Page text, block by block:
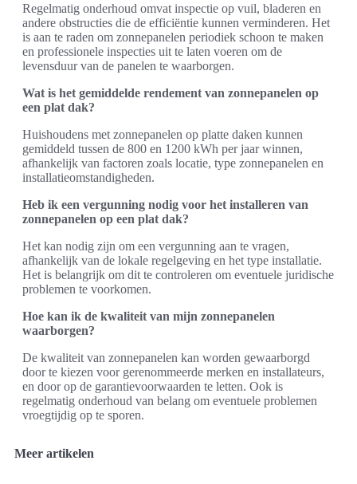
Regelmatig onderhoud omvat inspectie op vuil, bladeren en
andere obstructies die de efficiëntie kunnen verminderen. Het
is aan te raden om zonnepanelen periodiek schoon te maken
en professionele inspecties uit te laten voeren om de
levensduur van de panelen te waarborgen.
Wat is het gemiddelde rendement van zonnepanelen op
een plat dak?
Huishoudens met zonnepanelen op platte daken kunnen
gemiddeld tussen de 800 en 1200 kWh per jaar winnen,
afhankelijk van factoren zoals locatie, type zonnepanelen en
installatieomstandigheden.
Heb ik een vergunning nodig voor het installeren van
zonnepanelen op een plat dak?
Het kan nodig zijn om een vergunning aan te vragen,
afhankelijk van de lokale regelgeving en het type installatie.
Het is belangrijk om dit te controleren om eventuele juridische
problemen te voorkomen.
Hoe kan ik de kwaliteit van mijn zonnepanelen
waarborgen?
De kwaliteit van zonnepanelen kan worden gewaarborgd
door te kiezen voor gerenommeerde merken en installateurs,
en door op de garantievoorwaarden te letten. Ook is
regelmatig onderhoud van belang om eventuele problemen
vroegtijdig op te sporen.
Meer artikelen